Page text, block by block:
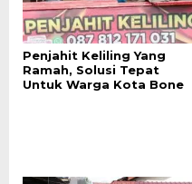
Penjahit Keliling Yang
Ramah, Solusi Tepat
Untuk Warga Kota Bone